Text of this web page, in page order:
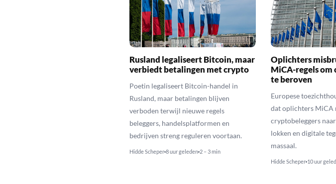
Rusland legaliseert Bitcoin, maar
verbiedt betalingen met crypto
Poetin legaliseert Bitcoin-handel in
Rusland, maar betalingen blijven
verboden terwijl nieuwe regels
beleggers, handelsplatformen en
bedrijven streng reguleren voortaan.
Hidde Scheper 8 uur geleden 2 – 3 min
Oplichters
MiCA-regels om
te beroven
Europese
dat oplichters MiCA
cryptobeleggers
lokken en digitale
massaal.
Hidde Scheper 10 uur